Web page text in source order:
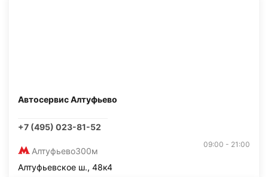
Автосервис Алтуфьево
+7 (495) 023-81-52
Алтуфьево300м
09:00 - 21:00
Алтуфьевское ш., 48к4